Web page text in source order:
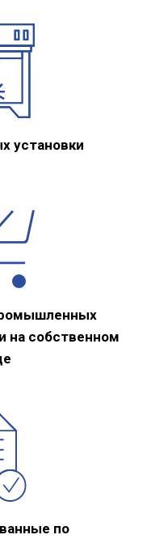
установки
на собственном
по